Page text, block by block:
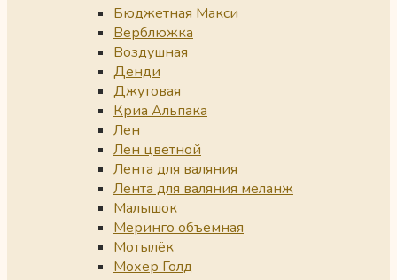
Бюджетная Макси
Верблюжка
Воздушная
Денди
Джутовая
Криа Альпака
Лен
Лен цветной
Лента для валяния
Лента для валяния меланж
Малышок
Меринго объемная
Мотылёк
Мохер Голд